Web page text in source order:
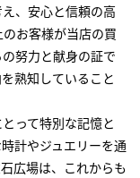
、安心と信頼の高
お客様が当店の買
努力と献身の証で
熟知していること
って特別な記憶と
計やジュエリーを通
広場は、これからも